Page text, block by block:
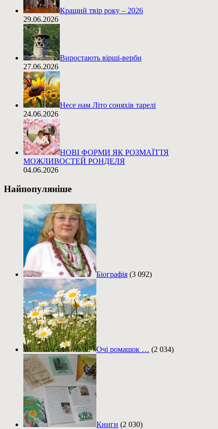
Кращий твір року – 2026
29.06.2026
Виростають вірші-верби
27.06.2026
Несе нам Літо соняхів тарелі
24.06.2026
НОВІ ФОРМИ ЯК РОЗМАЇТТЯ
МОЖЛИВОСТЕЙ РОНДЕЛЯ
04.06.2026
Найпопуляніше
Біографія (3 092)
Очі ромашок … (2 034)
Книги (2 030)